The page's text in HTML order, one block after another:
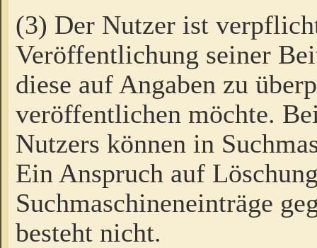
(3) Der Nutzer ist
Veröffentlichung seiner
diese auf Angaben zu
veröffentlichen möchte.
Nutzers können in
Ein Anspruch auf
Suchmaschineneinträge
besteht nicht.